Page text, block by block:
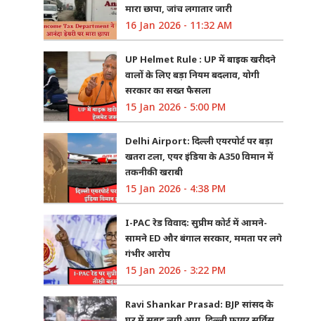
मारा छापा, जांच लगातार जारी
16 Jan 2026 - 11:32 AM
UP Helmet Rule : UP में बाइक खरीदने
वालों के लिए बड़ा नियम बदलाव, योगी
सरकार का सख्त फैसला
15 Jan 2026 - 5:00 PM
Delhi Airport: दिल्ली एयरपोर्ट पर बड़ा
खतरा टला, एयर इंडिया के A350 विमान में
तकनीकी खराबी
15 Jan 2026 - 4:38 PM
I-PAC रेड विवाद: सुप्रीम कोर्ट में आमने-
सामने ED और बंगाल सरकार, ममता पर लगे
गंभीर आरोप
15 Jan 2026 - 3:22 PM
Ravi Shankar Prasad: BJP सांसद के